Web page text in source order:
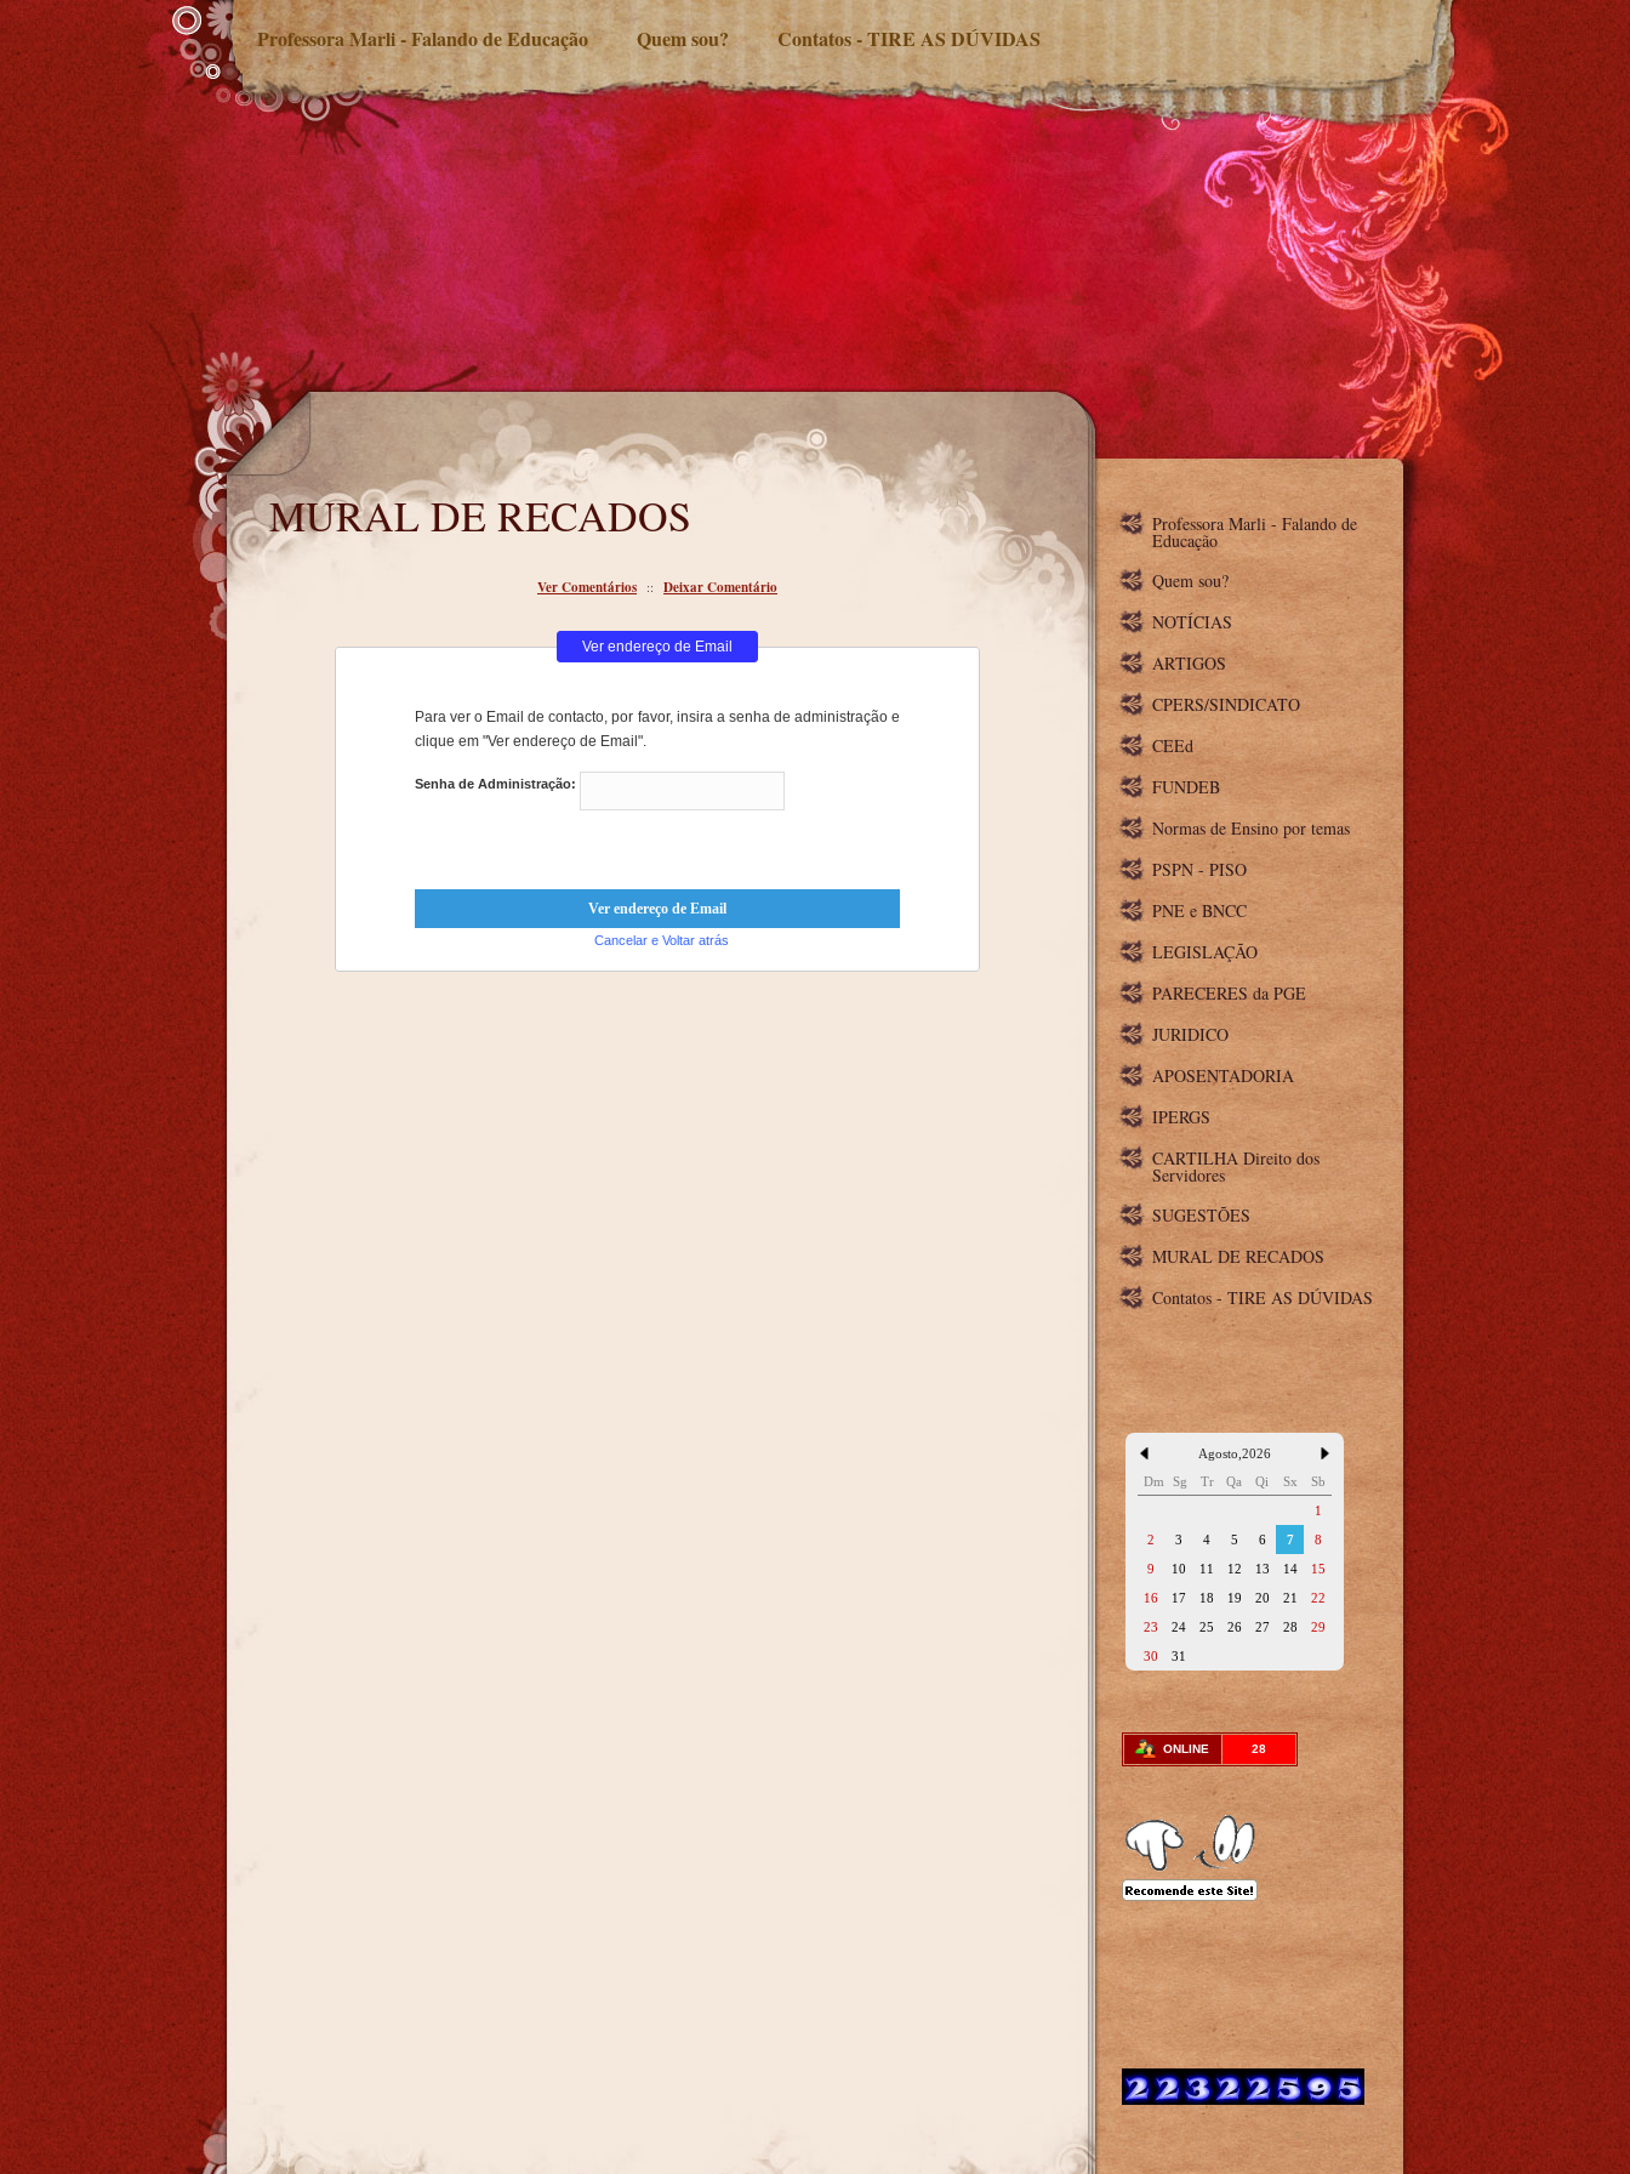
Professora Marli - Falando de Educação Quem sou? Contatos - TIRE AS DÚVIDAS
MURAL DE RECADOS
MURAL DE RECADOS
Ver Comentários :: Deixar Comentário
Ver endereço de Email
Para ver o Email de contacto, por favor, insira a senha de administração e
clique em "Ver endereço de Email".
Senha de Administração:
Cancelar e Voltar atrás
Professora Marli - Falando de
Educação
Quem sou?
NOTÍCIAS
ARTIGOS
CPERS/SINDICATO
CEEd
FUNDEB
Normas de Ensino por temas
PSPN - PISO
PNE e BNCC
LEGISLAÇÃO
PARECERES da PGE
JURIDICO
APOSENTADORIA
IPERGS
CARTILHA Direito dos
Servidores
SUGESTÕES
MURAL DE RECADOS
Contatos - TIRE AS DÚVIDAS
Agosto 2026
Dm
Sg Tr Qa Qi Sx
Sb
1
2
3 4 5 6 7
8
9
10 11 12 13 14
15
16
17 18 19 20 21
22
23
24 25 26 27 28
29
30
31
ONLINE 28